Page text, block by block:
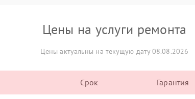
Цены на услуги ремонта
Цены актуальны на текущую дату 08.08.2026
Срок Гарантия